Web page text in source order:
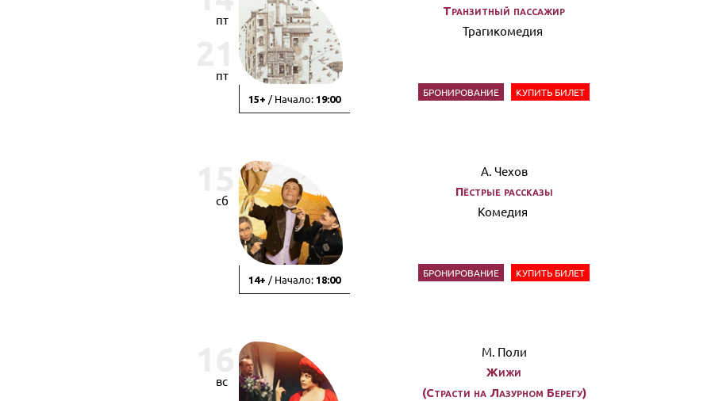
пт
пт
15+ / Начало: 19:00
Транзитный пассажир
Трагикомедия
БРОНИРОВАНИЕ КУПИТЬ БИЛЕТ
сб
14+ / Начало: 18:00
А. Чехов
Пёстрые рассказы
Комедия
БРОНИРОВАНИЕ КУПИТЬ БИЛЕТ
вс
М. Поли
Жижи
(Страсти на Лазурном Берегу)